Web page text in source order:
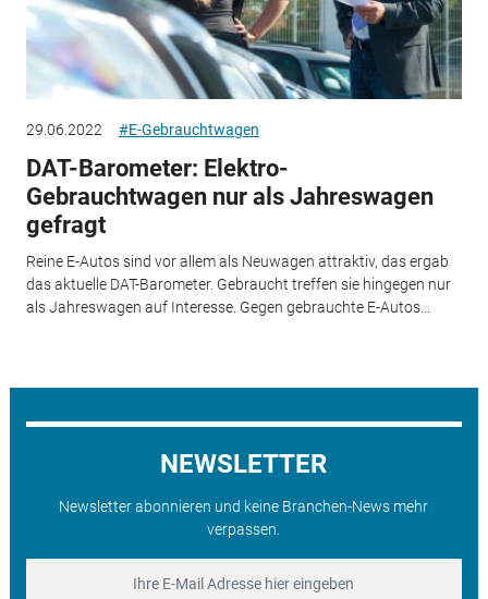
29.06.2022 #E-Gebrauchtwagen
DAT-Barometer: Elektro-
Gebrauchtwagen nur als Jahreswagen
gefragt
Reine E-Autos sind vor allem als Neuwagen attraktiv, das ergab
das aktuelle DAT-Barometer. Gebraucht treffen sie hingegen nur
als Jahreswagen auf Interesse. Gegen gebrauchte E-Autos...
NEWSLETTER
Newsletter abonnieren und keine Branchen-News mehr
verpassen.